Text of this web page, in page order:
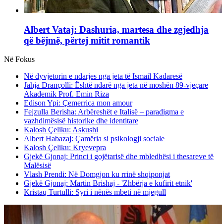
Albert Vataj: Dashuria, martesa dhe zgjedhja
që bëjmë, përtej mitit romantik
Në Fokus
Në dyvjetorin e ndarjes nga jeta të Ismail Kadaresë
Jahja Drançolli: Është ndarë nga jeta në moshën 89-vjeçare
Akademik Prof. Emin Riza
Edison Ypi: Çemerrica mon amour
Fejzulla Berisha: Arbëreshët e Italisë – paradigma e
vazhdimësisë historike dhe identitare
Kalosh Çeliku: Askushi
Albert Habazaj: Çamëria si psikologji sociale
Kalosh Çeliku: Kryevepra
Gjekë Gjonaj: Princi i gojëtarisë dhe mbledhësi i thesareve të
Malësisë
Vlash Prendi: Në Domgjon ku rrinë shqiponjat
Gjekë Gjonaj: Martin Brishaj - 'Zhbërja e kufirit etnik'
Kristaq Turtulli: Syri i nënës mbeti në mjegull